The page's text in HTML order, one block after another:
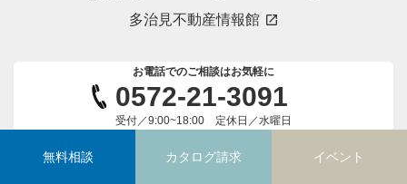
多治見不動産情報館 open_in_new
お電話でのご相談はお気軽に
0572-21-3091
受付／9:00~18:00 定休日／水曜日
無料相談 カタログ請求 イベント